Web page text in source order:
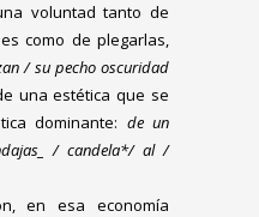
voluntad tanto de
como de plegarlas,
/ su pecho oscuridad
estética que se
dominante: de un
/ candela*/ al /
en esa economía